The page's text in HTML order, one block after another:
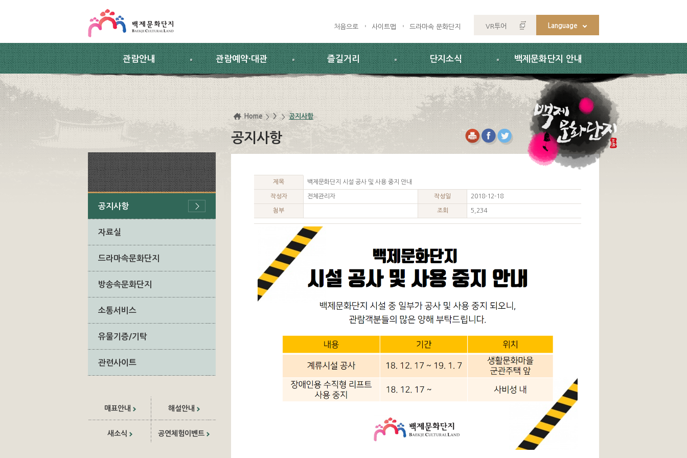
처음으로 사이트맵 드라마속 문화단지 VR투어 Language
관람안내 관람예약·대관 즐길거리 단지소식 백제문화단지 안내
공지사항
자료실
드라마속문화단지
방송속문화단지
소통서비스
유물기증/기탁
관련사이트
매표안내 해설안내
새소식 공연체험이벤트
Home > 공지사항
공지사항
제목 백제문화단지 시설 공사 및 사용 중지 안내
작성자 전체관리자 작성일 2018-12-18
첨부 조회 5,234